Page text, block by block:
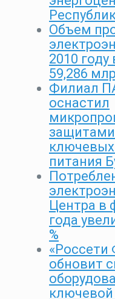
Объем
2010
59,286
Филиал
оснастил
питания
Центра в
года
%
обновит